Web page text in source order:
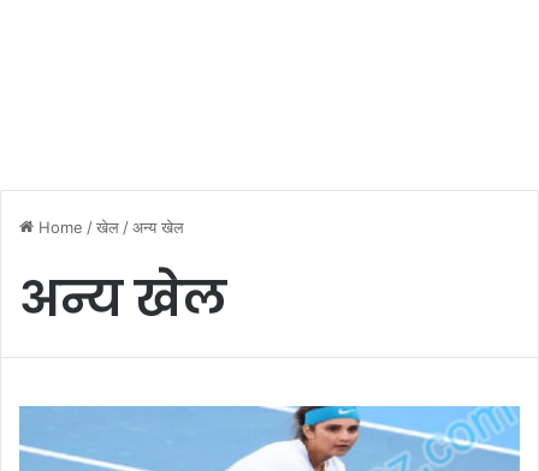
Home /खेल/अन्य खेल
अन्य खेल